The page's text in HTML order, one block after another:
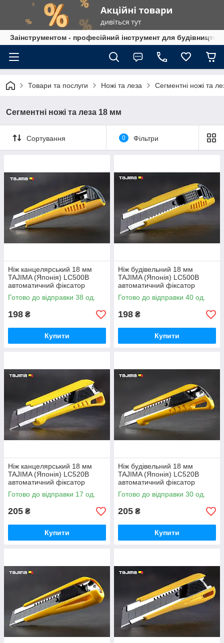
Заінструментом - професійний інструмент для
Товари та послуги Ножі та леза Сегментні ножі та
Сегментні ножі та леза 18 мм
Сортування 0 Фільтри
Ніж канцелярський 18 мм
TAJIMA (Японія) LC500B
автоматичний фіксатор
Готово до відправки 38 од.
198 ₴
Купити
Ніж будівельний 18 мм
TAJIMA (Японія) LC500B
автоматичний фіксатор
Готово до відправки 40 од.
198 ₴
Купити
Ніж канцелярський 18 мм
TAJIMA (Японія) LC520B
автоматичний фіксатор
Готово до відправки 17 од.
205 ₴
Купити
Ніж будівельний 18 мм
TAJIMA (Японія) LC520B
автоматичний фіксатор
Готово до відправки 30 од.
205 ₴
Купити